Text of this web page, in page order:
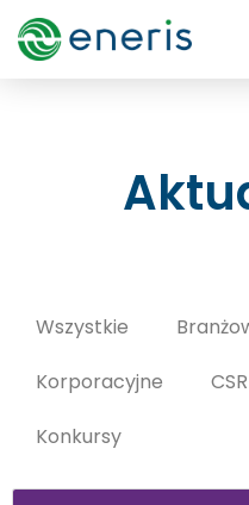
Wszystkie
Korporacyjne
CSR
Konkursy